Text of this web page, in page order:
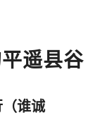
遥县谷
谁诚